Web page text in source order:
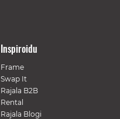
Inspiroidu
Frame
Swap It
Rajala B2B
Rental
Rajala Blogi